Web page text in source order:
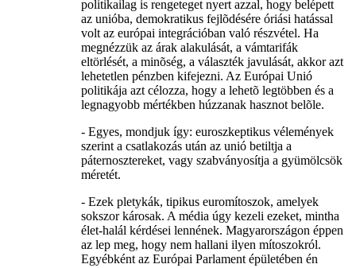
politikailag is rengeteget nyert azzal, hogy belépett
az unióba, demokratikus fejlõdésére óriási hatással
volt az európai integrációban való részvétel. Ha
megnézzük az árak alakulását, a vámtarifák
eltörlését, a minõség, a választék javulását, akkor azt
lehetetlen pénzben kifejezni. Az Európai Unió
politikája azt célozza, hogy a lehetõ legtöbben és a
legnagyobb mértékben húzzanak hasznot belõle.
- Egyes, mondjuk így: euroszkeptikus vélemények
szerint a csatlakozás után az unió betiltja a
páternosztereket, vagy szabványosítja a gyümölcsök
méretét.
- Ezek pletykák, tipikus euromítoszok, amelyek
sokszor károsak. A média úgy kezeli ezeket, mintha
élet-halál kérdései lennének. Magyarországon éppen
az lep meg, hogy nem hallani ilyen mítoszokról.
Egyébként az Európai Parlament épületében én